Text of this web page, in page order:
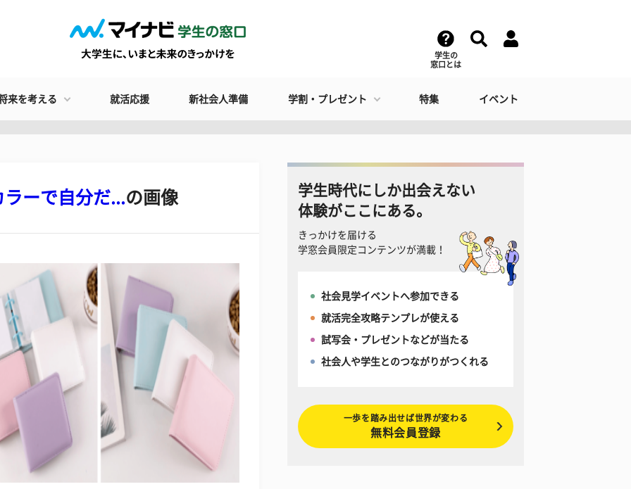
学生の
窓口とは
来を考える 就活応援 新社会人準備 学割・プレゼント 特集 イベント
ーで自分だ...の画像
学生時代にしか出会えない
体験がここにある。
きっかけを届ける
学窓会員限定コンテンツが満載！
社会見学イベントへ参加できる
就活完全攻略テンプレが使える
試写会・プレゼントなどが当たる
社会人や学生とのつながりがつくれる
一歩を踏み出せば世界が変わる
無料会員登録